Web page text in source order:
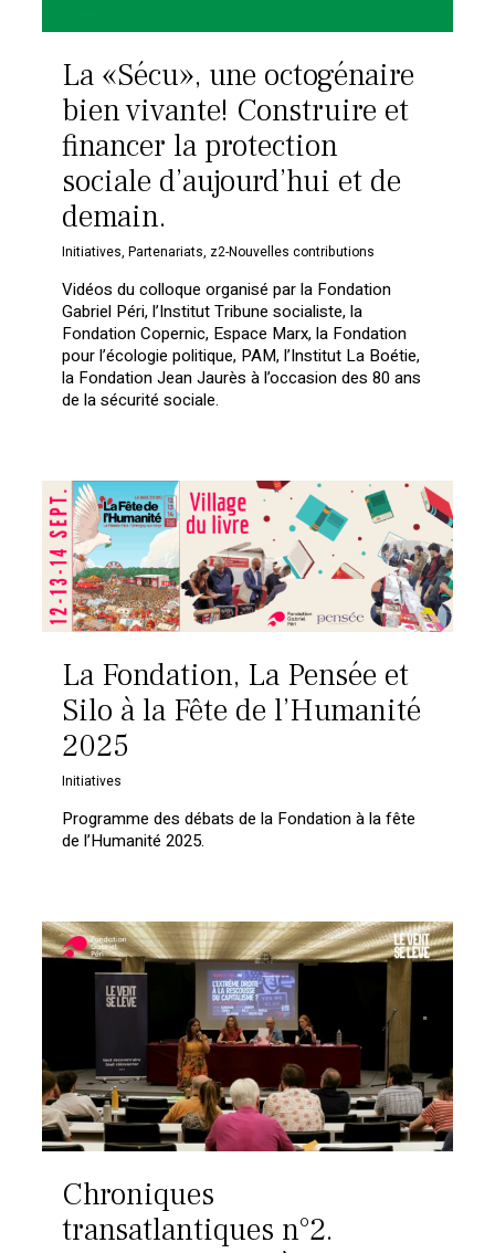
La «Sécu», une octogénaire
bien vivante! Construire et
financer la protection
sociale d’aujourd’hui et de
demain.
Initiatives,Partenariats, z2-Nouvelles contributions
Vidéos du colloque organisé par la Fondation
Gabriel Péri, l’Institut Tribune socialiste, la
Fondation Copernic, Espace Marx, la Fondation
pour l’écologie politique, PAM, l’Institut La Boétie,
la Fondation Jean Jaurès à l’occasion des 80 ans
de la sécurité sociale.
La Fondation, La Pensée et
Silo à la Fête de l’Humanité
2025
Initiatives
Programme des débats de la Fondation à la fête
de l’Humanité 2025.
Chroniques
transatlantiques n°2.